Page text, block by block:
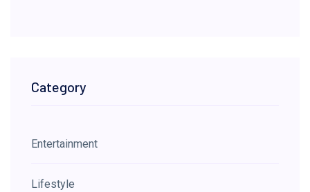
Category
Entertainment
Lifestyle